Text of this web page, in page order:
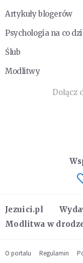
Artykuły blogerów
Psychologia na co
Ślub
Modlitwy
Dołącz
Jezuici.pl
Modlitwa w
O portalu Regulamin